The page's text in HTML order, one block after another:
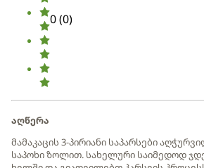
0(0)
აღწერა
მამაკაცის 3-პირიანი საპარსები
საპოხი ზოლით. სახელური საიმედოდ